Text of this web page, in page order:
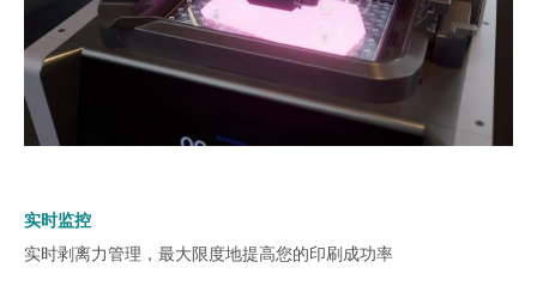
实时监控
实时剥离力管理，最大限度地提高您的印刷成功率